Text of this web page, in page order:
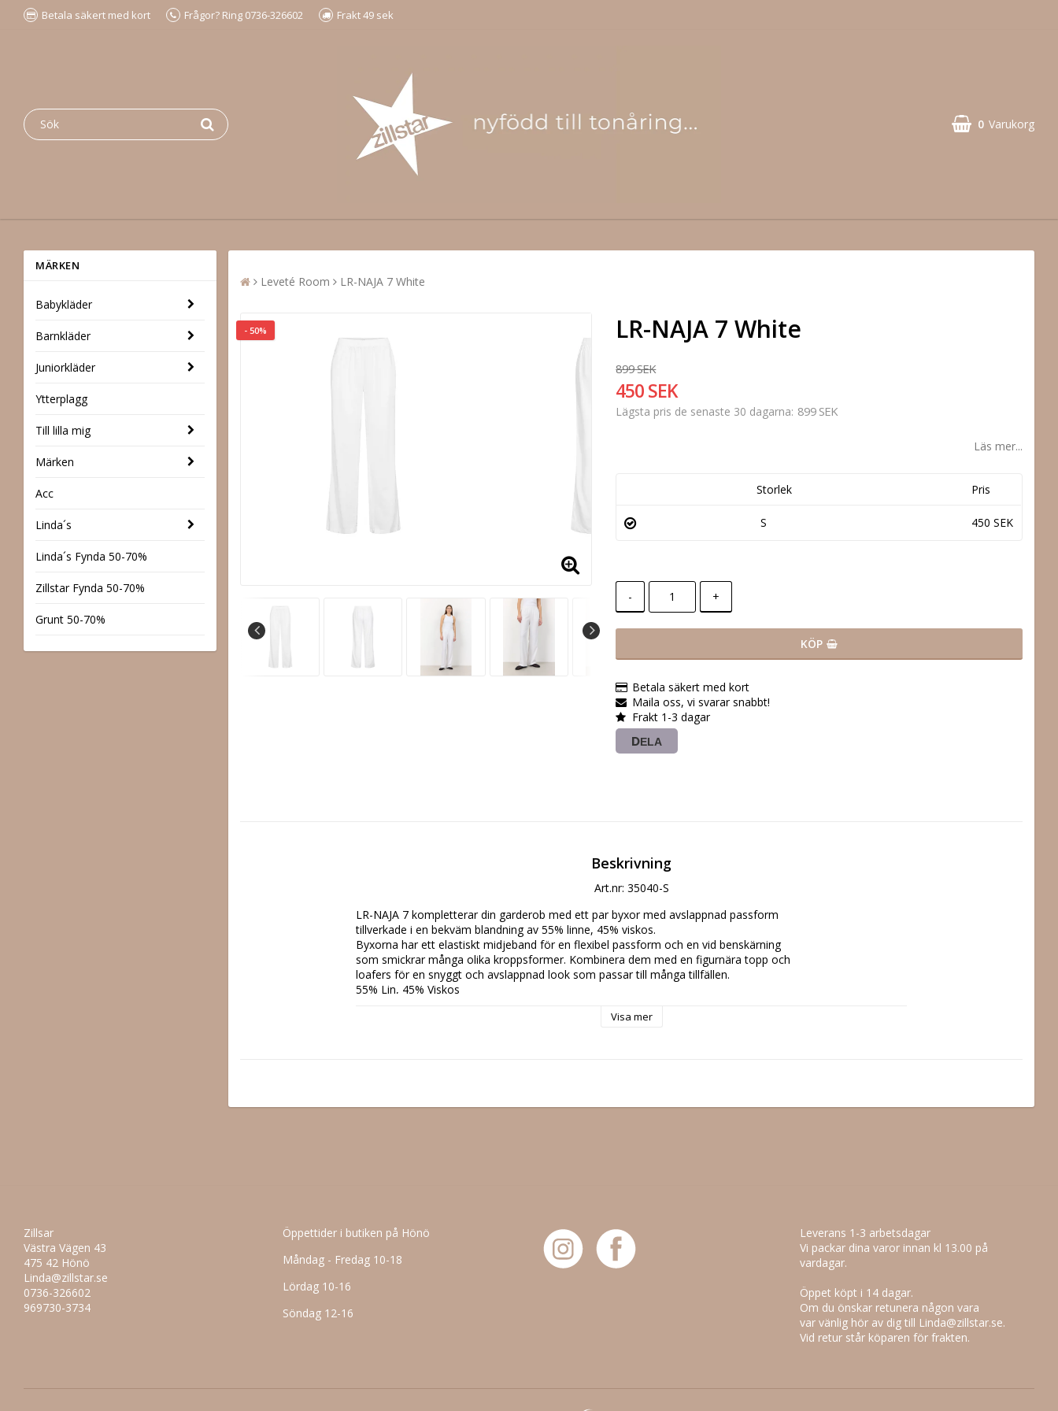
Betala säkert med kort Frågor? Ring 0736-326602 Frakt 49 sek
0 Varukorg
MÄRKEN
Babykläder
Barnkläder
Juniorkläder
Ytterplagg
Till lilla mig
Märken
Acc
Linda´s
Linda´s Fynda 50-70%
Zillstar Fynda 50-70%
Grunt 50-70%
Leveté Room LR-NAJA 7 White
- 50% LR-NAJA 7 White
899 SEK
450 SEK
Lägsta pris de senaste 30 dagarna 899 SEK
Läs mer...
Storlek Pris
S 450 SEK
- +
KÖP
Betala säkert med kort
Maila oss, vi svarar snabbt!
Frakt 1-3 dagar
DELA
Beskrivning
Art.nr: 35040-S
LR-NAJA 7 kompletterar din garderob med ett par byxor med avslappnad passform
tillverkade i en bekväm blandning av 55% linne, 45% viskos.
Byxorna har ett elastiskt midjeband för en flexibel passform och en vid benskärning
som smickrar många olika kroppsformer. Kombinera dem med en figurnära topp och
loafers för en snyggt och avslappnad look som passar till många tillfällen.
55% Lin, 45% Viskos
Visa mer
Zillsar
Västra Vägen 43
475 42 Hönö
Linda@zillstar.se
0736-326602
969730-3734
Öppettider i butiken på Hönö
Måndag - Fredag 10-18
Lördag 10-16
Söndag 12-16
Leverans 1-3 arbetsdagar
Vi packar dina varor innan kl 13.00 på
vardagar.
Öppet köpt i 14 dagar.
Om du önskar retunera någon vara
var vänlig hör av dig till Linda@zillstar.se.
Vid retur står köparen för frakten.